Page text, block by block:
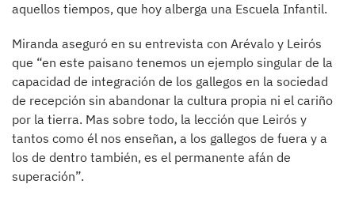
aquellos tiempos, que hoy alberga una Escuela Infantil.
Miranda aseguró en su entrevista con Arévalo y Leirós
que “en este paisano tenemos un ejemplo singular de la
capacidad de integración de los gallegos en la sociedad
de recepción sin abandonar la cultura propia ni el cariño
por la tierra. Mas sobre todo, la lección que Leirós y
tantos como él nos enseñan, a los gallegos de fuera y a
los de dentro también, es el permanente afán de
superación”.